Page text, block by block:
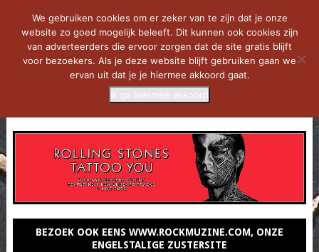
BEZOEK OOK EENS WWW.ROCKMUZINE.COM, ONZE
ENGELSTALIGE ZUSTERSITE
We gebruiken cookies om er zeker van te zijn dat je onze
website zo goed mogelijk beleeft. Dit kunnen ook cookies zijn
van adverteerders die ervoor zorgen dat de site gratis blijft
voor bezoekers. Als je deze website blijft gebruiken gaan we
ervan uit dat je je hiermee akkoord gaat.
Ik ga hiermee akkoord